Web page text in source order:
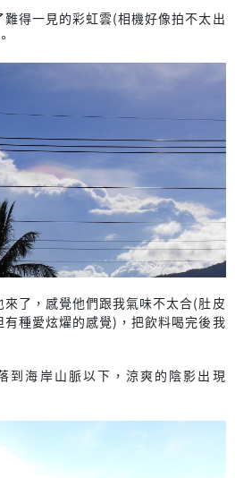
得一見的彩虹雲(相機好像拍不太出
了，感覺他們跟我氣味不太合(肚皮
種愛炫燿的感覺)，把飲料喝完後我
到海岸山脈以下，涼爽的陰影出現